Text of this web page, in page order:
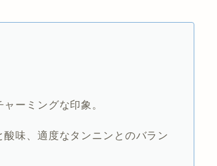
ーミングな印象。
味、適度なタンニンとのバラン